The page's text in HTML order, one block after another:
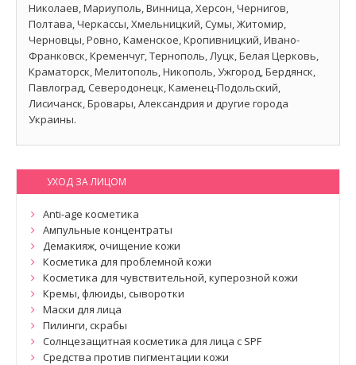
Николаев, Мариуполь, Винница, Херсон, Чернигов,
Полтава, Черкассы, Хмельницкий, Сумы, Житомир,
Черновцы, Ровно, Каменское, Кропивницкий, Ивано-
Франковск, Кременчуг, Тернополь, Луцк, Белая Церковь,
Краматорск, Мелитополь, Никополь, Ужгород, Бердянск,
Павлоград, Северодонецк, Каменец-Подольский,
Лисичанск, Бровары, Александрия и другие города
Украины.
УХОД ЗА ЛИЦОМ
Anti-age косметика
Ампульные концентраты
Демакияж, очищение кожи
Косметика для проблемной кожи
Косметика для чувствительной, куперозной кожи
Кремы, флюиды, сыворотки
Маски для лица
Пилинги, скрабы
Солнцезащитная косметика для лица с SPF
Средства против пигментации кожи